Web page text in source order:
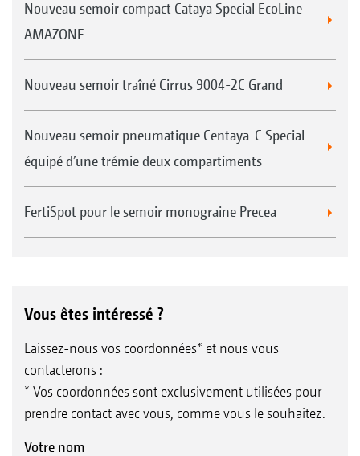
Nouveau semoir compact Cataya Special EcoLine
AMAZONE
Nouveau semoir traîné Cirrus 9004-2C Grand
Nouveau semoir pneumatique Centaya-C Special
équipé d’une trémie deux compartiments
FertiSpot pour le semoir monograine Precea
Vous êtes intéressé ?
Laissez-nous vos coordonnées* et nous vous
contacterons :
* Vos coordonnées sont exclusivement utilisées pour
prendre contact avec vous, comme vous le souhaitez.
Votre nom